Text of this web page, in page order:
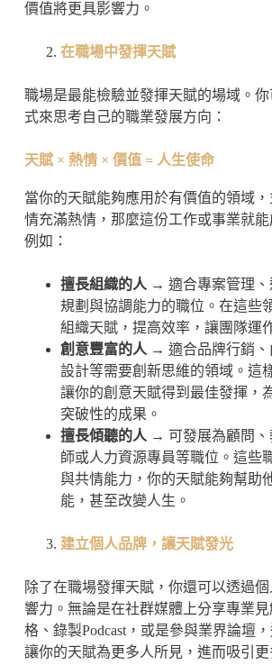
價值將更具影響力。
在職場中發揮天賦
職場是最能檢驗並發揮天賦的場域。
式來思考自己的職業發展方向：
天賦 × 熱情 × 價值 = 人生使命
當你的天賦能夠應用於有價值的領域
情充滿熱情，那麼這份工作或事業就能
例如：
擅長組織的人 → 適合專案管理
規劃與協調能力的職位。在這些
組織天賦，提高效率，讓團隊運
創意豐富的人 → 適合品牌行銷、
設計等需要創新思維的領域。這
讓你的創意天賦得到最佳發揮，
突破性的成果。
擅長傾聽的人 → 可發展為顧問、
師或人力資源專員等職位。這些
與共情能力，你的天賦能夠幫助
能，甚至改變人生。
建立個人品牌，讓天賦發光
除了在職場發揮天賦，你還可以透過
響力。無論是在社群媒體上分享專業
格、錄製Podcast，或是參與業界論壇
讓你的天賦為更多人所見，進而吸引更